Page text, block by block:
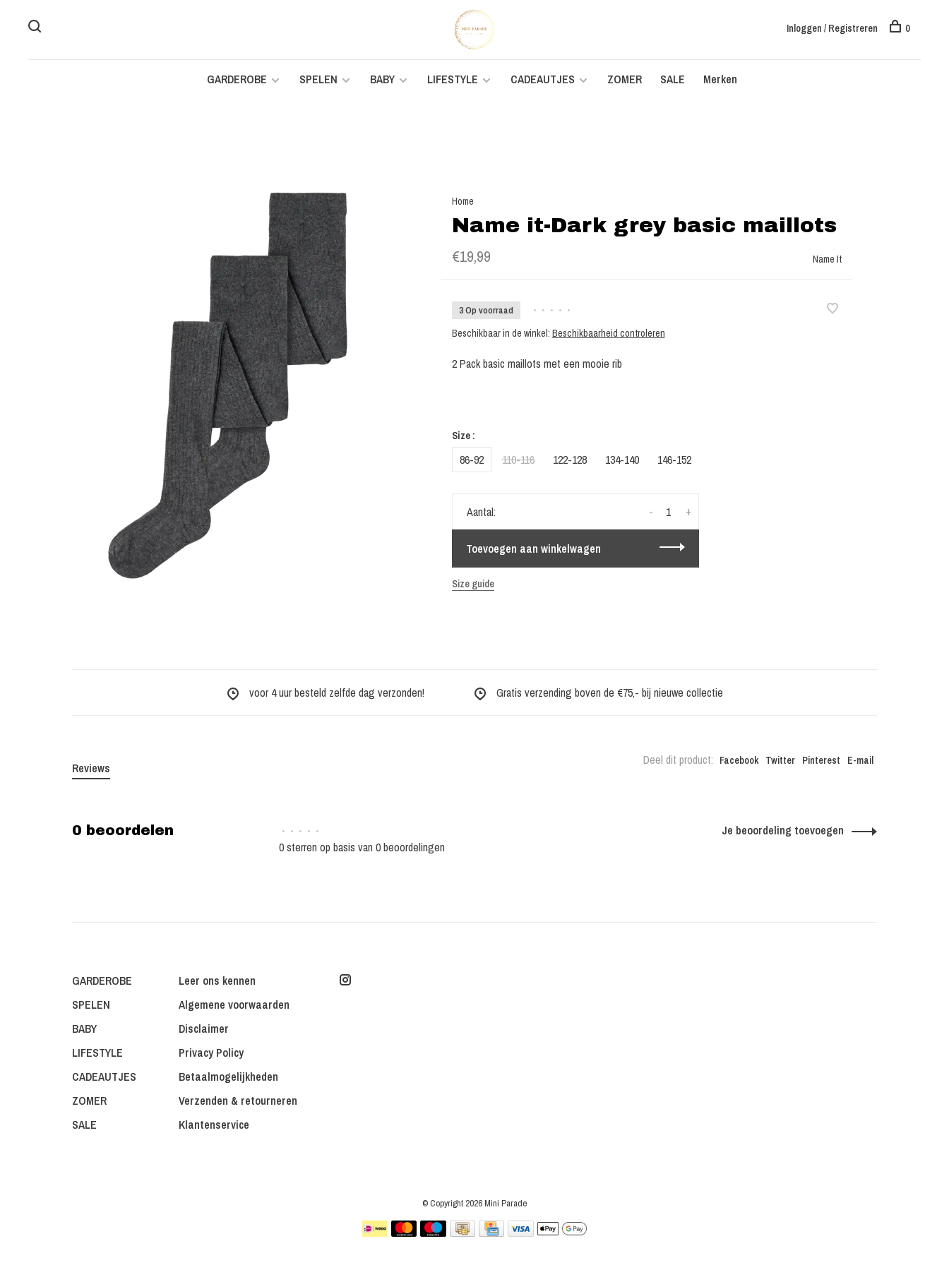
GARDEROBE SPELEN BABY LIFESTYLE CADEAUTJES ZOMER SALE Merken
Inloggen / Registreren 0
Home
Name it-Dark grey basic maillots
€19,99 Name It
3 Op voorraad • • • • •
Beschikbaar in de winkel: Beschikbaarheid controleren
2 Pack basic maillots met een mooie rib
Size :
86-92 110-116 122-128 134-140 146-152
Aantal: +
-
Toevoegen aan winkelwagen
Size guide
voor 4 uur besteld zelfde dag verzonden! Gratis verzending boven de €75,- bij nieuwe collectie
Deel dit product: Facebook Twitter Pinterest E-mail
Reviews
0 beoordelen • • • • •
0 sterren op basis van 0 beoordelingen
Je beoordeling toevoegen
GARDEROBE
SPELEN
BABY
LIFESTYLE
CADEAUTJES
ZOMER
SALE
Leer ons kennen
Algemene voorwaarden
Disclaimer
Privacy Policy
Betaalmogelijkheden
Verzenden & retourneren
Klantenservice
© Copyright 2026 Mini Parade